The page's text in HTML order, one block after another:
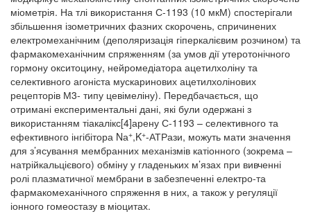
міометрія. На тлі використання С-1193 (10 мкМ) спостерігали
збільшення ізометричних фазних скорочень, спричинених
електромеханічним (деполяризація гіперкалієвим розчином) та
фармакомеханічним спряженням (за умов дії утеротонічного
гормону окситоцину, нейромедіатора ацетилхоліну та
селективного агоніста мускаринових ацетилхолінових
рецепторів М3- типу цевімеліну). Передбачається, що
отримані експериментальні дані, які були одержані з
використанням тіакалікс[4]арену С-1193 – селективного та
ефективного інгібітора Nа+,K+-АТРази, можуть мати значення
для з’ясування мембранних механізмів катіонного (зокрема –
натрійкальцієвого) обміну у гладеньких м’язах при вивченні
ролі плазматичної мембрани в забезпеченні електро-та
фармакомеханічного спряження в них, а також у регуляції
іонного гомеостазу в міоцитах.